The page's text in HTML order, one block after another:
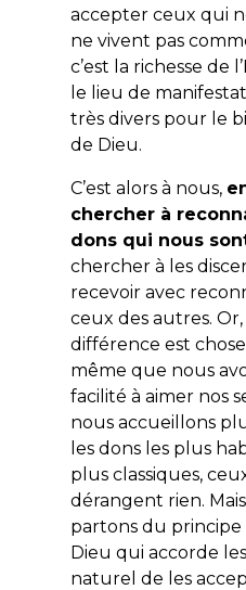
accepter ceux qui
ne vivent pas
c’est la richesse de
le lieu de
très divers pour le
de Dieu.
C’est alors à nous,
chercher à
dons qui nous
chercher à les
recevoir avec
ceux des autres.
différence est
même que nous
facilité à aimer nos
nous accueillons
les dons les plus
plus classiques,
dérangent rien.
partons du principe
Dieu qui accorde
naturel de les